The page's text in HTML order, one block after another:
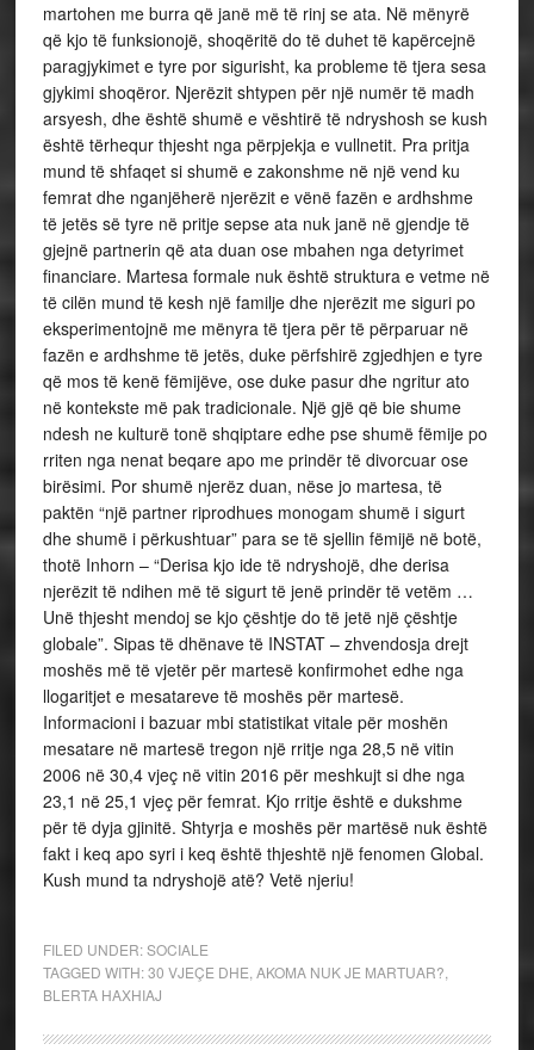
martohen me burra që janë më të rinj se ata. Në mënyrë
që kjo të funksionojë, shoqëritë do të duhet të kapërcejnë
paragjykimet e tyre por sigurisht, ka probleme të tjera sesa
gjykimi shoqëror. Njerëzit shtypen për një numër të madh
arsyesh, dhe është shumë e vështirë të ndryshosh se kush
është tërhequr thjesht nga përpjekja e vullnetit. Pra pritja
mund të shfaqet si shumë e zakonshme në një vend ku
femrat dhe nganjëherë njerëzit e vënë fazën e ardhshme
të jetës së tyre në pritje sepse ata nuk janë në gjendje të
gjejnë partnerin që ata duan ose mbahen nga detyrimet
financiare. Martesa formale nuk është struktura e vetme në
të cilën mund të kesh një familje dhe njerëzit me siguri po
eksperimentojnë me mënyra të tjera për të përparuar në
fazën e ardhshme të jetës, duke përfshirë zgjedhjen e tyre
që mos të kenë fëmijëve, ose duke pasur dhe ngritur ato
në kontekste më pak tradicionale. Një gjë që bie shume
ndesh ne kulturë tonë shqiptare edhe pse shumë fëmije po
rriten nga nenat beqare apo me prindër të divorcuar ose
birësimi. Por shumë njerëz duan, nëse jo martesa, të
paktën “një partner riprodhues monogam shumë i sigurt
dhe shumë i përkushtuar” para se të sjellin fëmijë në botë,
thotë Inhorn – “Derisa kjo ide të ndryshojë, dhe derisa
njerëzit të ndihen më të sigurt të jenë prindër të vetëm …
Unë thjesht mendoj se kjo çështje do të jetë një çështje
globale”. Sipas të dhënave të INSTAT – zhvendosja drejt
moshës më të vjetër për martesë konfirmohet edhe nga
llogaritjet e mesatareve të moshës për martesë.
Informacioni i bazuar mbi statistikat vitale për moshën
mesatare në martesë tregon një rritje nga 28,5 në vitin
2006 në 30,4 vjeç në vitin 2016 për meshkujt si dhe nga
23,1 në 25,1 vjeç për femrat. Kjo rritje është e dukshme
për të dyja gjinitë. Shtyrja e moshës për martësë nuk është
fakt i keq apo syri i keq është thjeshtë një fenomen Global.
Kush mund ta ndryshojë atë? Vetë njeriu!
FILED UNDER:SOCIALE
TAGGED WITH:30 VJEÇE DHE AKOMA NUK JE MARTUAR?
BLERTA HAXHIAJ